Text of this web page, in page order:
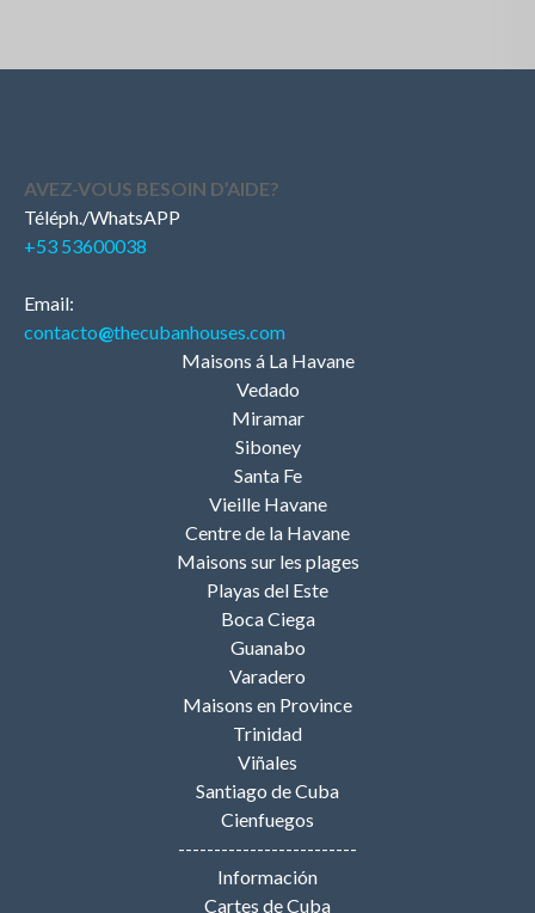
AVEZ-VOUS BESOIN D’AIDE?
Téléph./WhatsAPP
+53 53600038
Email:
contacto@thecubanhouses.com
Maisons á La Havane
Vedado
Miramar
Siboney
Santa Fe
Vieille Havane
Centre de la Havane
Maisons sur les plages
Playas del Este
Boca Ciega
Guanabo
Varadero
Maisons en Province
Trinidad
Viñales
Santiago de Cuba
Cienfuegos
-------------------------
Información
Cartes de Cuba